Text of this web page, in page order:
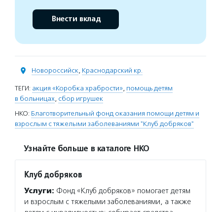
Внести вклад
Новороссийск, Краснодарский кр.
ТЕГИ: акция «Коробка храбрости», помощь детям
в больницах, сбор игрушек
НКО: Благотворительный фонд оказания помощи детям и
взрослым с тяжелыми заболеваниями "Клуб добряков"
Узнайте больше в каталоге НКО
Клуб добряков
Услуги: Фонд «Клуб добряков» помогает детям
и взрослым с тяжелыми заболеваниями, а также